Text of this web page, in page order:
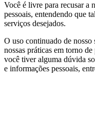
Você é livre para recusar a
pessoais, entendendo que
serviços desejados.
O uso continuado de nosso
nossas práticas em torno
você tiver alguma dúvida
e informações pessoais,